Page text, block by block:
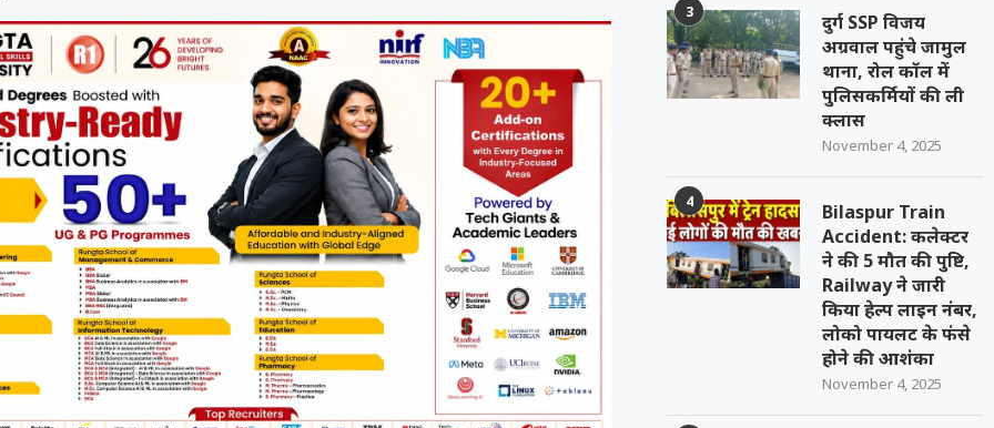
3
दुर्ग SSP विजय
अग्रवाल पहुंचे जामुल
थाना, रोल कॉल में
पुलिसकर्मियों की ली
क्लास
November 4, 2025
4
Bilaspur Train
Accident: कलेक्टर
ने की 5 मौत की पुष्टि,
Railway ने जारी
किया हेल्प लाइन नंबर,
लोको पायलट के फंसे
होने की आशंका
November 4, 2025